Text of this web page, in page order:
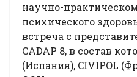
научно-
психического
встреча с
CADAP 8, в состав
(Испания), CIVIPOL